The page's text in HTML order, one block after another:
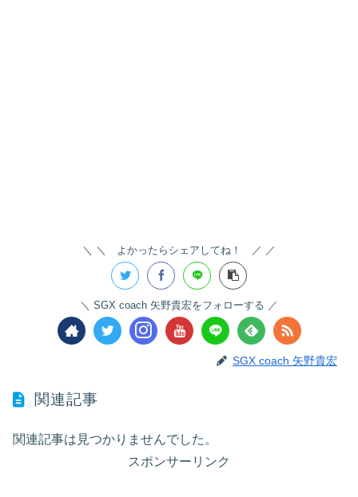
＼ よかったらシェアしてね！ ／
SGX coach 矢野貴宏をフォローする
SGX coach 矢野貴宏
関連記事
関連記事は見つかりませんでした。
スポンサーリンク